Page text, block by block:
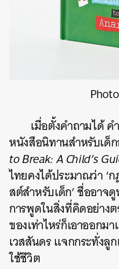
เมื่อตั้งคำถามได้
หนังสือนิทานสำหรับเด็
to Break: A Child’s
ไทยคงได้ประมาณว่า ‘
สต์สำหรับเด็ก’ ชื่ออาจ
การพูดในสิ่งที่คิดอย่าง
ของเท่าไหร่ก็เอาออก
เวสสันดร แจกกระทั่งลู
ใช้ชีวิต